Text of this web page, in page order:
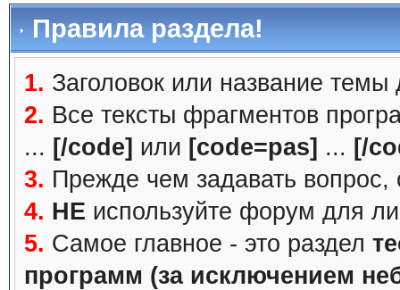
Правила раздела!
1. Заголовок или название
2. Все тексты фрагментов
... [/code] или [code=pas] ... [/
3. Прежде чем задавать вопрос,
4. НЕ используйте форум для
5. Самое главное - это раздел
программ (за исключением